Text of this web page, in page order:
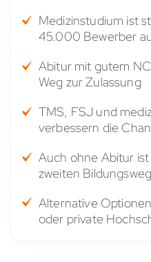
Medizinstudium ist
45.000 Bewerber
Abitur mit gutem
Weg zur Zulassung
TMS, FSJ und
verbessern die
Auch ohne Abitur
zweiten
Alternative
oder private